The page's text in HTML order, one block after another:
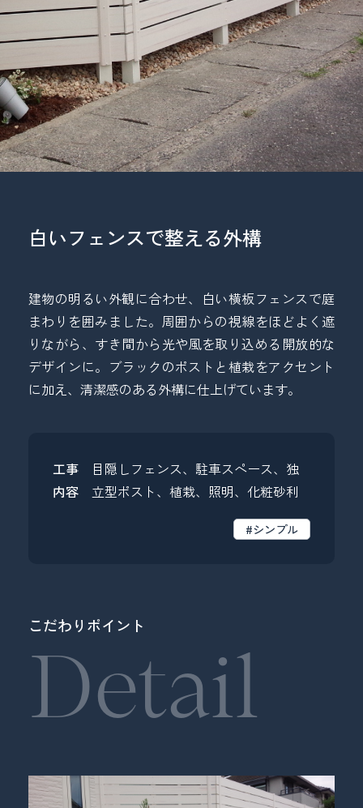
白いフェンスで整える外構
建物の明るい外観に合わせ、白い横板フェンスで庭
まわりを囲みました。周囲からの視線をほどよく遮
りながら、すき間から光や風を取り込める開放的な
デザインに。ブラックのポストと植栽をアクセント
に加え、清潔感のある外構に仕上げています。
#シンプル
工事
内容
目隠しフェンス、駐車スペース、独
立型ポスト、植栽、照明、化粧砂利
こだわりポイント
Detail